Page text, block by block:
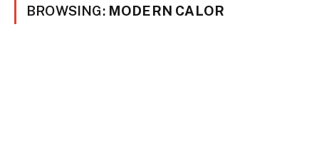
BROWSING: MODERN CALOR